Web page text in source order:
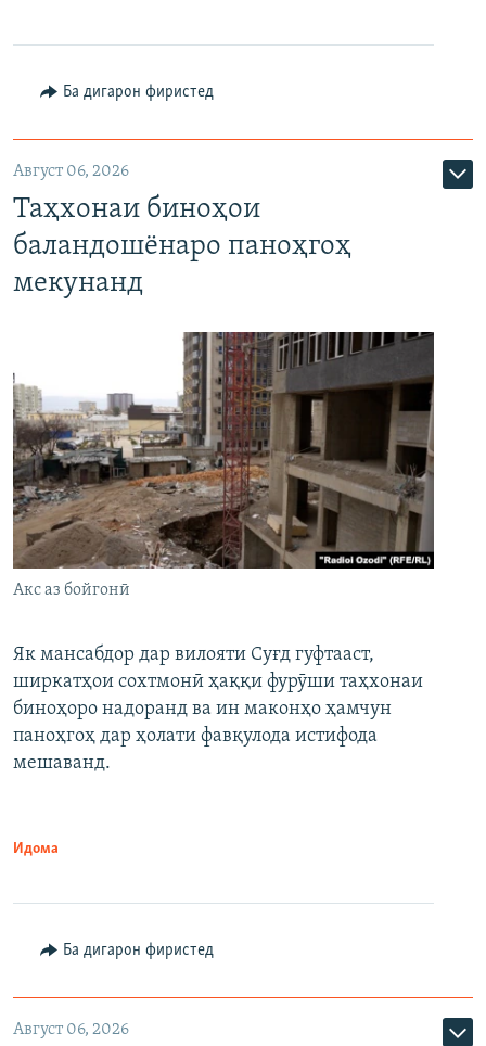
Ба дигарон фиристед
Август 06, 2026
Таҳхонаи биноҳои
баландошёнаро паноҳгоҳ
мекунанд
Акс аз бойгонӣ
Як мансабдор дар вилояти Суғд гуфтааст,
ширкатҳои сохтмонӣ ҳаққи фурӯши таҳхонаи
биноҳоро надоранд ва ин маконҳо ҳамчун
паноҳгоҳ дар ҳолати фавқулода истифода
мешаванд.
Идома
Ба дигарон фиристед
Август 06, 2026